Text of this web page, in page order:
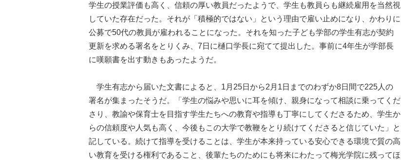
学生の授業評価も高く、信頼の厚い教員だったようで、学生も教員らも継続雇用を当然視
していた存在だった。それが「積極的ではない」という理由で雇い止めになり、かわりに
公募で50代の教員が雇われることになった。それを知った子ども学部の学生有志が契約
更新を求める署名をとりくみ、7日に樋口学長に宛てて提出した。事前に4年生が学部長
に嘆願書を出す動きもあったようだ。
学生有志から届いた文書によると、1月25日から2月1日までのわずか8日間で225人の
署名が集まったそうだ。「学生の悩みや思いに耳を傾け、親身になって相談に乗ってくだ
さり、教諭や保育士を目指す学生たちへの教育や指導も丁寧にしてくださるため、学生か
らの信頼度や人気も高く、今後もこの大学で教鞭をとり続けてくださると信じていた」と
記している。続けて指導を受けることは、学生が本来持っている安心できる環境で質の高
い教育を受ける権利であること、後輩たちのためにも将来にわたって梅光学院に残ってほ